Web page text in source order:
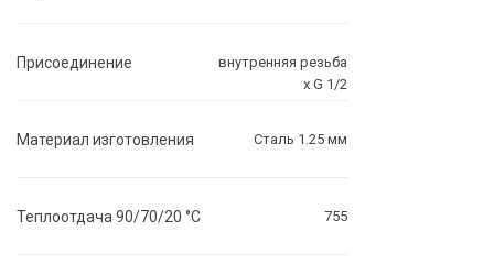
Присоединение
внутренняя резьба
х G 1/2
Материал изготовления Сталь 1.25 мм
Теплоотдача 90/70/20 °C 755